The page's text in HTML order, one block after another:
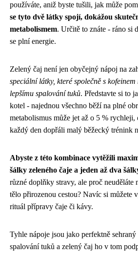
používáte, aniž byste tušili, jak může
se tyto dvě látky spojí, dokážou
metabolismem. Určitě to znáte - ráno si
se plní energie.
Zelený čaj není jen obyčejný nápoj na
speciální látky, které společně s
lepšímu spalování tuků. Představte si to
kotel - najednou všechno běží na plné
metabolismus může jet až o 5 % rychleji,
každý den dopřáli malý běžecký trénink
Abyste z této kombinace vytěžili
šálky zeleného čaje a jeden až dva
různé doplňky stravy, ale proč neuděláte
tělo přirozenou cestou? Navíc si můžete
rituál přípravy čaje či kávy.
Tyhle nápoje jsou jako perfektně
spalování tuků a zelený čaj ho v tom